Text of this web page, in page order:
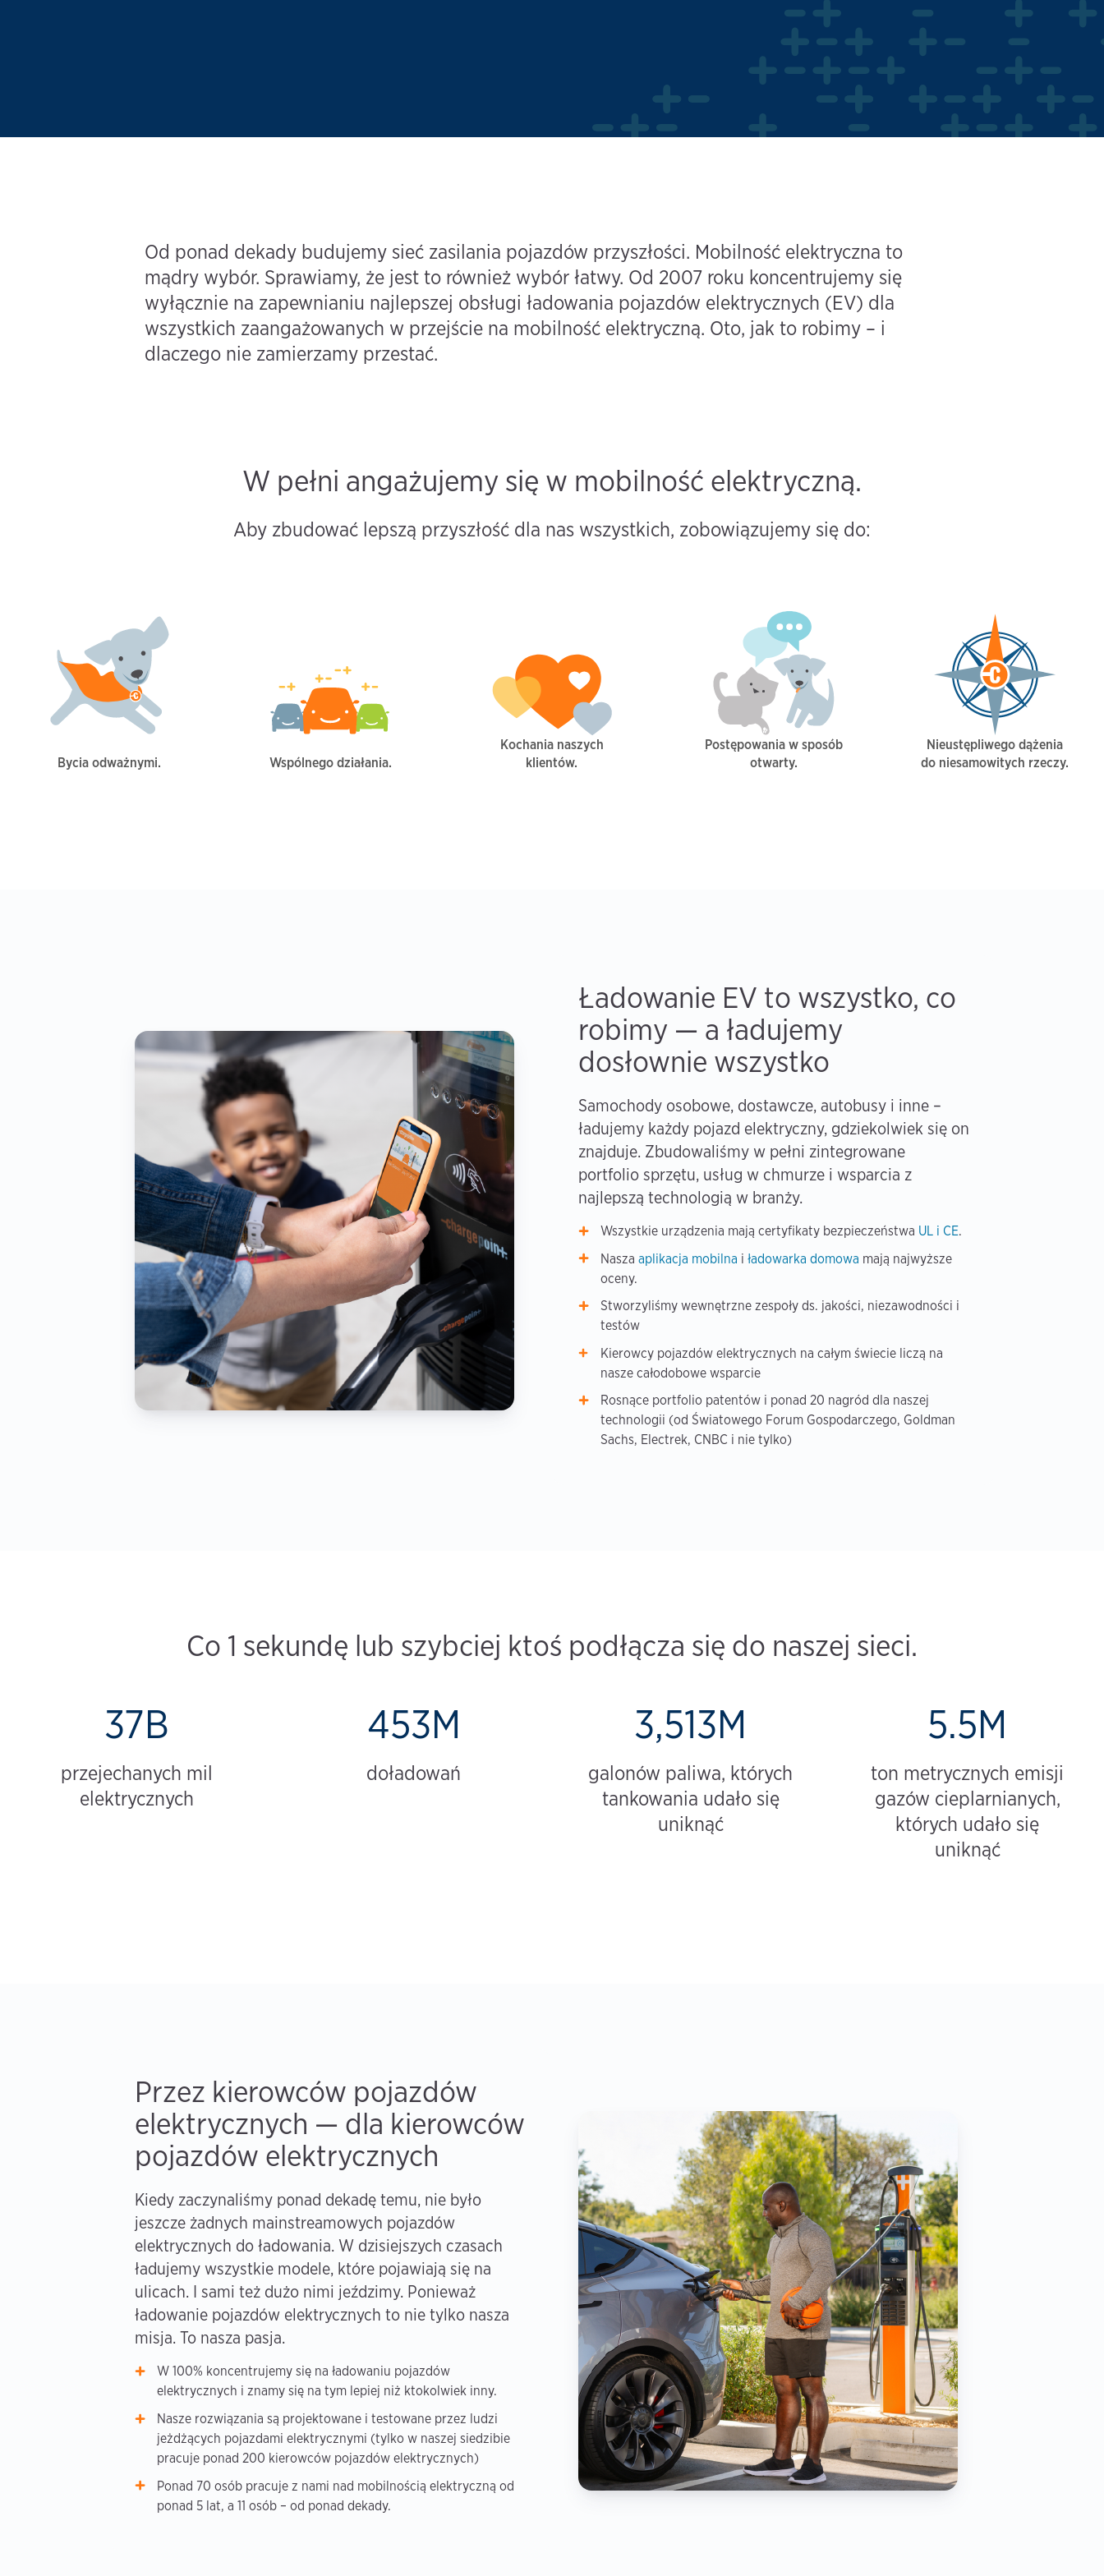
Od ponad dekady budujemy sieć zasilania pojazdów przyszłości. Mobilność elektryczna to
mądry wybór. Sprawiamy, że jest to również wybór łatwy. Od 2007 roku koncentrujemy się
wyłącznie na zapewnianiu najlepszej obsługi ładowania pojazdów elektrycznych (EV) dla
wszystkich zaangażowanych w przejście na mobilność elektryczną. Oto, jak to robimy – i
dlaczego nie zamierzamy przestać.
W pełni angażujemy się w mobilność elektryczną.
Aby zbudować lepszą przyszłość dla nas wszystkich, zobowiązujemy się do:
Bycia odważnymi. Wspólnego działania.
Kochania naszych
klientów.
Postępowania w sposób
otwarty.
Nieustępliwego dążenia
do niesamowitych rzeczy.
Ładowanie EV to wszystko, co
robimy — a ładujemy
dosłownie wszystko
Samochody osobowe, dostawcze, autobusy i inne –
ładujemy każdy pojazd elektryczny, gdziekolwiek się on
znajduje. Zbudowaliśmy w pełni zintegrowane
portfolio sprzętu, usług w chmurze i wsparcia z
najlepszą technologią w branży.
Wszystkie urządzenia mają certyfikaty bezpieczeństwa UL i CE.
Naszaaplikacja mobilna iładowarka domowa mają najwyższe
oceny.
Stworzyliśmy wewnętrzne zespoły ds. jakości, niezawodności i
testów
Kierowcy pojazdów elektrycznych na całym świecie liczą na
nasze całodobowe wsparcie
Rosnące portfolio patentów i ponad 20 nagród dla naszej
technologii (od Światowego Forum Gospodarczego, Goldman
Sachs, Electrek, CNBC i nie tylko)
Co 1 sekundę lub szybciej ktoś podłącza się do naszej sieci.
37B
przejechanych mil
elektrycznych
453M
doładowań
3,513M
galonów paliwa, których
tankowania udało się
uniknąć
5.5M
ton metrycznych emisji
gazów cieplarnianych,
których udało się
uniknąć
Przez kierowców pojazdów
elektrycznych — dla kierowców
pojazdów elektrycznych
Kiedy zaczynaliśmy ponad dekadę temu, nie było
jeszcze żadnych mainstreamowych pojazdów
elektrycznych do ładowania. W dzisiejszych czasach
ładujemy wszystkie modele, które pojawiają się na
ulicach. I sami też dużo nimi jeździmy. Ponieważ
ładowanie pojazdów elektrycznych to nie tylko nasza
misja. To nasza pasja.
W 100% koncentrujemy się na ładowaniu pojazdów
elektrycznych i znamy się na tym lepiej niż ktokolwiek inny.
Nasze rozwiązania są projektowane i testowane przez ludzi
jeżdżących pojazdami elektrycznymi (tylko w naszej siedzibie
pracuje ponad 200 kierowców pojazdów elektrycznych)
Ponad 70 osób pracuje z nami nad mobilnością elektryczną od
ponad 5 lat, a 11 osób – od ponad dekady.